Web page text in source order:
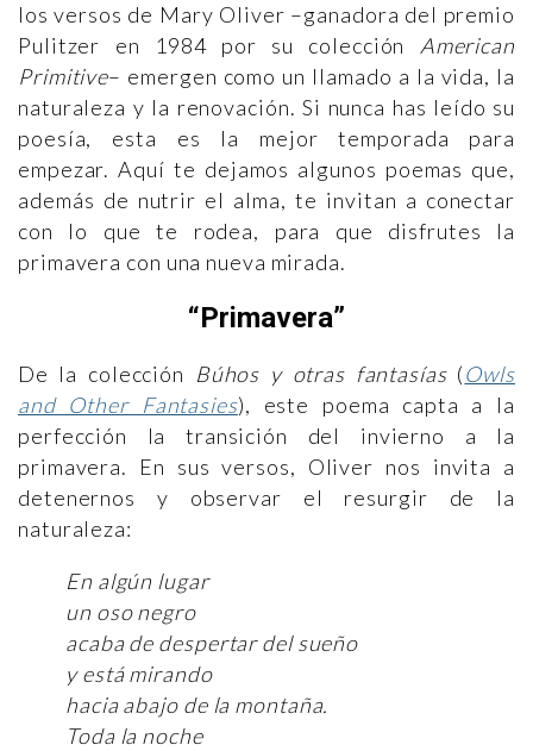
los versos de Mary Oliver –ganadora del premio
Pulitzer en 1984 por su colección American
Primitive– emergen como un llamado a la vida, la
naturaleza y la renovación. Si nunca has leído su
poesía, esta es la mejor temporada para
empezar. Aquí te dejamos algunos poemas que,
además de nutrir el alma, te invitan a conectar
con lo que te rodea, para que disfrutes la
primavera con una nueva mirada.
“Primavera”
De la colección Búhos y otras fantasías(Owls
and Other Fantasies), este poema capta a la
perfección la transición del invierno a la
primavera. En sus versos, Oliver nos invita a
detenernos y observar el resurgir de la
naturaleza:
En algún lugar
un oso negro
acaba de despertar del sueño
y está mirando
hacia abajo de la montaña.
Toda la noche